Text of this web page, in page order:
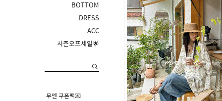
BOTTOM
DRESS
ACC
시즌오프세일🌟
무엔 쿠폰팩💌